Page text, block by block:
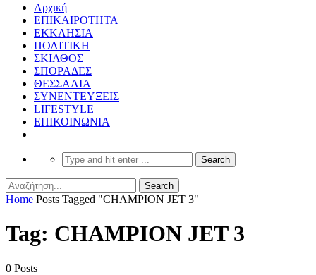
Αρχική
ΕΠΙΚΑΙΡΟΤΗΤΑ
ΕΚΚΛΗΣΙΑ
ΠΟΛΙΤΙΚΗ
ΣΚΙΑΘΟΣ
ΣΠΟΡΑΔΕΣ
ΘΕΣΣΑΛΙΑ
ΣΥΝΕΝΤΕΥΞΕΙΣ
LIFESTYLE
ΕΠΙΚΟΙΝΩΝΙΑ
Home Posts Tagged "CHAMPION JET 3"
Tag: CHAMPION JET 3
0 Posts